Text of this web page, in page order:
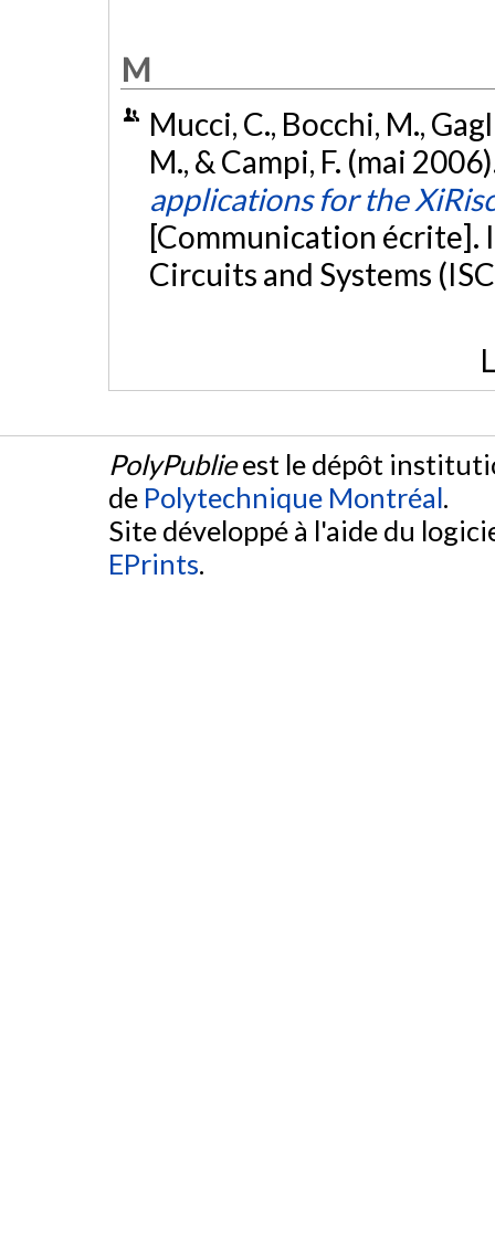
M
Mucci, C., Bocchi, M.,
M., & Campi, F. (mai
applications for the
[Communication écrite].
Circuits and Systems
PolyPublieest le dépôt
de Polytechnique Montréal.
Site développé à l'aide du
EPrints.